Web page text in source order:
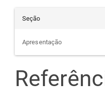
Seção
Apresentação